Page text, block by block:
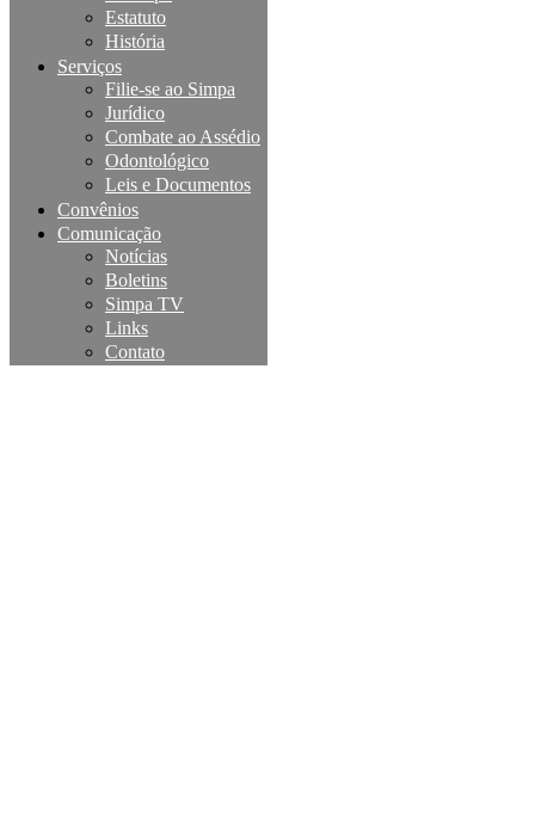
Estatuto
História
Serviços
Filie-se ao Simpa
Jurídico
Combate ao Assédio
Odontológico
Leis e Documentos
Convênios
Comunicação
Notícias
Boletins
Simpa TV
Links
Contato